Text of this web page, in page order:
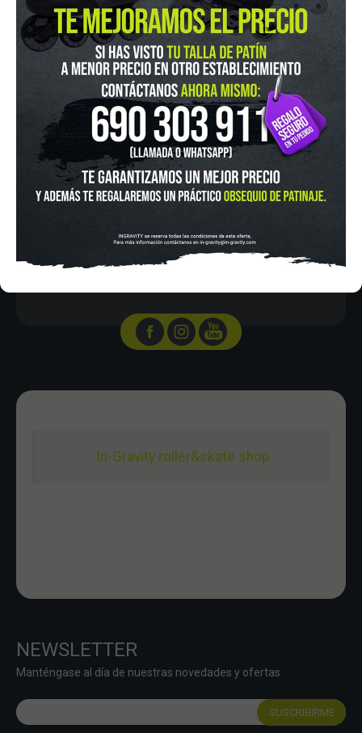
In-Gravity roller&skate shop
IN-GRAVITY MADRID RETIRO
Pza. Mariano de Cavia, 2
Tel.:915 524 553
Lunes a Viernes de 12:00 - 20:30
Sabado De 10:00 - 20:30
NEWSLETTER
Manténgase al día de nuestras novedades y ofertas